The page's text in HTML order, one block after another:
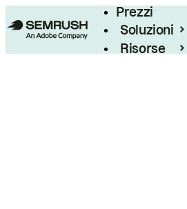
Prezzi
Soluzioni
Risorse